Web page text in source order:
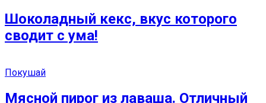
Шоколадный кекс, вкус которого
сводит с ума!
Покушай
Мясной пирог из лаваша. Отличный